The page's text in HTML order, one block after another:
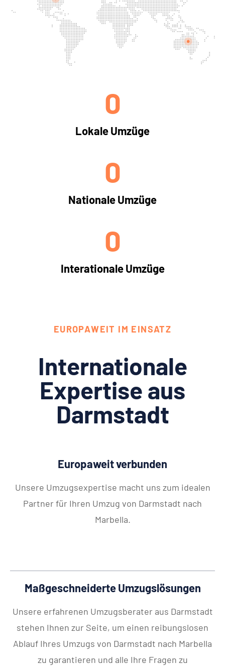
Lokale Umzüge
0
Nationale Umzüge
0
Interationale Umzüge
0
EUROPAWEIT IM EINSATZ
Internationale
Expertise aus
Darmstadt
Europaweit verbunden
Unsere Umzugsexpertise macht uns zum idealen
Partner für Ihren Umzug von Darmstadt nach
Marbella.
Maßgeschneiderte Umzugslösungen
Unsere erfahrenen Umzugsberater aus Darmstadt
stehen Ihnen zur Seite, um einen reibungslosen
Ablauf Ihres Umzugs von Darmstadt nach Marbella
zu garantieren und alle Ihre Fragen zu